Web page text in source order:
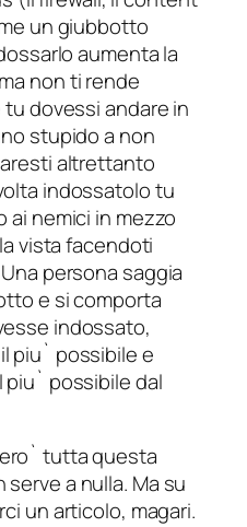
un giubbotto
aumenta la
non ti rende
tu dovessi andare in
stupido a non
altrettanto
indossatolo tu
nemici in mezzo
vista facendoti
persona saggia
e si comporta
indossato,
piu` possibile e
possibile dal
tutta questa
a nulla. Ma su
un articolo, magari.